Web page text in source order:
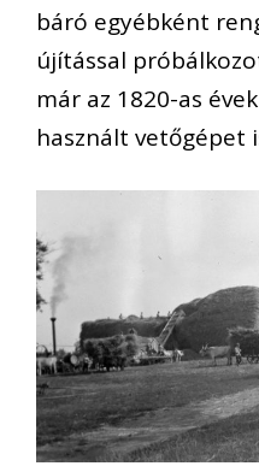
báró egyébként
újítással
már az 1820-as
használt vetőgépet